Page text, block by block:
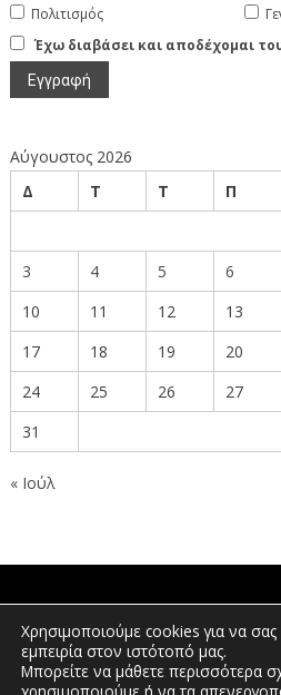
Πολιτισμός
Έχω διαβάσει και αποδέχομαι
Αύγουστος 2026
Δ
Τ Τ Π
3
4 5 6
10
11 12 13
17
18 19 20
24
25 26 27
31
« Ιούλ
Χρησιμοποιούμε cookies για να
εμπειρία στον ιστότοπό μας.
Μπορείτε να μάθετε περισσότερα